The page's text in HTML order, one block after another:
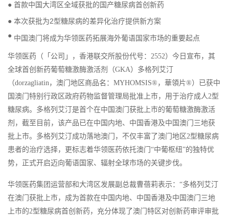
● 首款中国大湾区全域获批的国产糖尿病首创新药
● 本次获批为2型糖尿病的差异化治疗提供新方案
● 中国澳门将成为华领医药拓展海外葡语国家市场的重要起点
华领医药（「公司」，香港联交所股份代号：2552）今日宣布，其
全球首创新药葡萄糖激酶激活剂（GKA）多格列艾汀
（dorzagliatin，澳门地区商品名：MYHOMSIS®，華領片®）已获中
国澳门特别行政区政府药物监督管理局批准上市，用于治疗成人2型
糖尿病。多格列艾汀是首个在中国澳门获批上市的葡萄糖激酶激活
剂，截至目前，该产品已在中国内地、中国香港及中国澳门三地获
批上市。多格列艾汀成功落地澳门，不仅丰富了澳门地区2型糖尿病
患者的治疗选择，更标志着华领医药依托澳门“中葡枢纽”的独特优
势，正式开启迈向葡语国家、辐射全球市场的关键步伐。
华领医药集团运营部和大湾区发展副总裁曹蓓莉表示：“多格列艾汀
在澳门获批上市，成为首款在中国内地、中国香港及中国澳门三地
上市的2型糖尿病首创新药，充分体现了澳门特区对创新药审评审批